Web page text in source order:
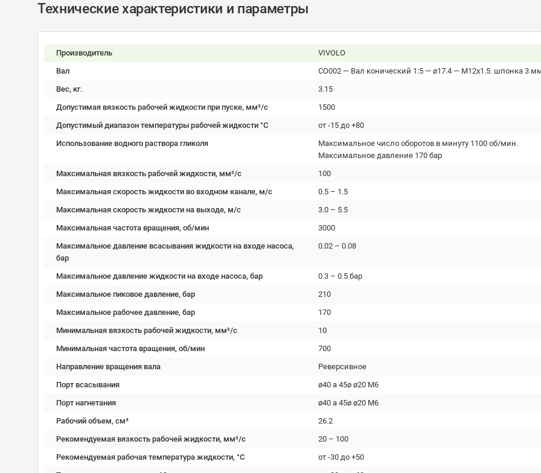
Технические характеристики и параметры
Производитель
VIVOLO
Вал
CO002 — Вал конический 1:5 — ø17.4 — М12x1.5. шпонка 3
Вес, кг.
3.15
Допустимая вязкость рабочей жидкости при пуске, мм²/c
1500
Допустимый диапазон температуры рабочей жидкости °C
от -15 до +80
Использование водного раствора гликоля
Максимальное число оборотов в минуту 1100 об/мин.
Максимальное давление 170 бар
Максимальная вязкость рабочей жидкости, мм²/c
100
Максимальная скорость жидкости во входном канале, м/с
0.5 – 1.5
Максимальная скорость жидкости на выходе, м/с
3.0 – 5.5
Максимальная частота вращения, об/мин
3000
Максимальное давление всасывания жидкости на входе насоса,
бар
0.02 – 0.08
Максимальное давление жидкости на входе насоса, бар
0.3 – 0.5 бар
Максимальное пиковое давление, бар
210
Максимальное рабочее давление, бар
170
Минимальная вязкость рабочей жидкости, мм²/c
10
Минимальная частота вращения, об/мин
700
Направление вращения вала
Реверсивное
Порт всасывания
ø40 a 45ø ø20 М6
Порт нагнетания
ø40 a 45ø ø20 М6
Рабочий объем, см³
26.2
Рекомендуемая вязкость рабочей жидкости, мм²/с
20 – 100
Рекомендуемая рабочая температура жидкости, °C
от -30 до +50